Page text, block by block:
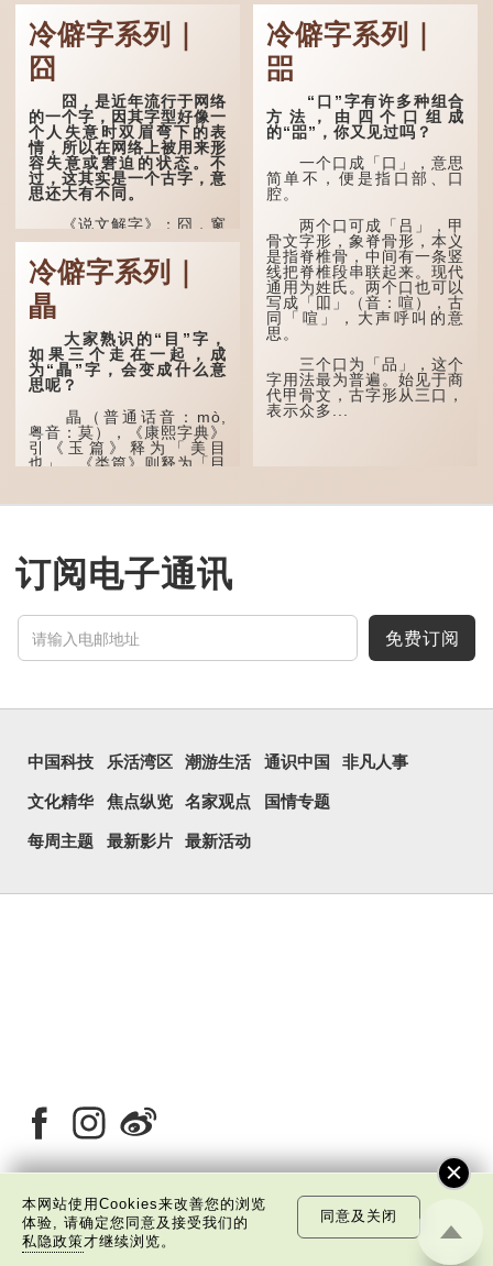
冷僻字系列｜
囧
囧，是近年流行于网络
的一个字，因其字型好像一
个人失意时双眉弯下的表
情，所以在网络上被用来形
容失意或窘迫的状态。不
过，这其实是一个古字，意
思还大有不同。
《说文解字》：囧，窻
牖丽廔闿明。象形。囧，本
义是透光通明的窗户，跟
「囱」一样都是「窗」的象
形字。甲骨文中又用作地
名，古书中的「黍于囧」表
示在囧地种黍。
这个古字十分少用，直
至21世纪，网络上开始流
行表情符号，这个字也被网
民当做表情符号来用。
囧字的「八」像一对委
屈的八字眉模样，「口」像
惊讶、...
冷僻字系列｜
瞐
大家熟识的“目”字，
如果三个走在一起，成
为“瞐”字，会变成什么意
思呢？
瞐（普通话音：mò,
粤音：莫），《康熙字典》
引《玉篇》释为「美目
也」，《类篇》则释为「目
镜头有专业的计算摄影功
能，便用上「瞐」这个字，
表达iPhone12有由8位提
能，能自动进...
冷僻字系列｜
㗊
“口”字有许多种组合
方法，由四个口组成
的“㗊”，你又见过吗？
一个口成「口」，意思
简单不，便是指口部、口
腔。
两个口可成「吕」，甲
骨文字形，象脊骨形，本义
是指脊椎骨，中间有一条竖
线把脊椎段串联起来。现代
通用为姓氏。两个口也可以
写成「吅」（音：喧），古
同「喧」，大声呼叫的意
思。
三个口为「品」，这个
字用法最为普遍。始见于商
代甲骨文，古字形从三口，
表示众多...
订阅电子通讯
免费订阅
中国科技 乐活湾区 潮游生活 通识中国 非凡人事
文化精华 焦点纵览 名家观点 国情专题
每周主题 最新影片 最新活动
关于我们 版权告示 私隐政策声明 免责声明
本网站使用Cookies来改善您的浏览
体验, 请确定您同意及接受我们的
私隐政策才继续浏览。
同意及关闭